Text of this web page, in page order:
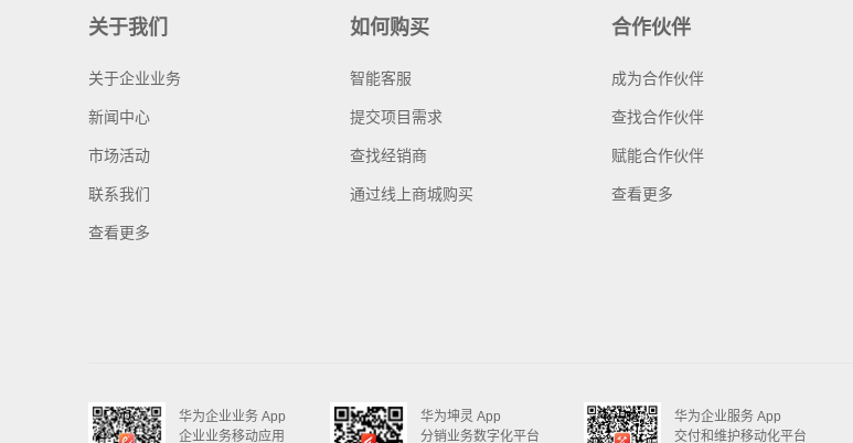
关于我们
关于企业业务
新闻中心
市场活动
联系我们
查看更多
如何购买
智能客服
提交项目需求
查找经销商
通过线上商城购买
合作伙伴
成为合作伙伴
查找合作伙伴
赋能合作伙伴
查看更多
华为企业业务 App
企业业务移动应用
华为坤灵 App
分销业务数字化平台
华为企业服务 App
交付和维护移动化平台